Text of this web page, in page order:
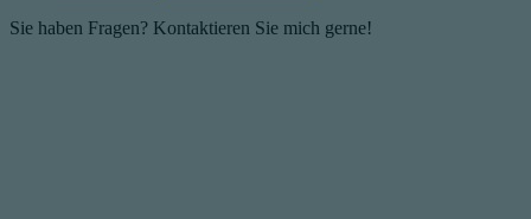
Sie haben Fragen? Kontaktieren Sie mich gerne!